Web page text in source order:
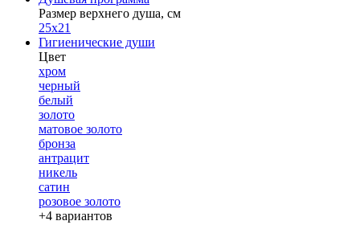
Размер верхнего душа, см
25х21
Гигиенические души
Цвет
хром
черный
белый
золото
матовое золото
бронза
антрацит
никель
сатин
розовое золото
+4 вариантов